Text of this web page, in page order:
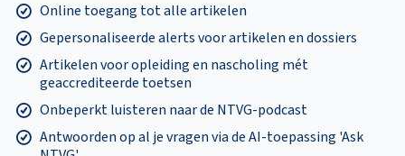
Online toegang tot alle artikelen
Gepersonaliseerde alerts voor artikelen en dossiers
Artikelen voor opleiding en nascholing mét
geaccrediteerde toetsen
Onbeperkt luisteren naar de NTVG-podcast
Antwoorden op al je vragen via de AI-toepassing 'Ask